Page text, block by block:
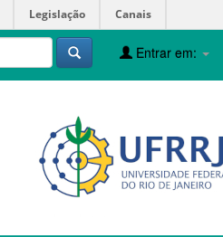
Legislação Canais
Entrar em: